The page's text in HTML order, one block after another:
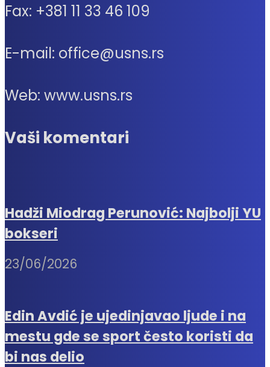
Fax: +381 11 33 46 109
E-mail: office@usns.rs
Web: www.usns.rs
Vaši komentari
Hadži Miodrag Perunović: Najbolji YU
bokseri
23/06/2026
Edin Avdić je ujedinjavao ljude i na
mestu gde se sport često koristi da
bi nas delio